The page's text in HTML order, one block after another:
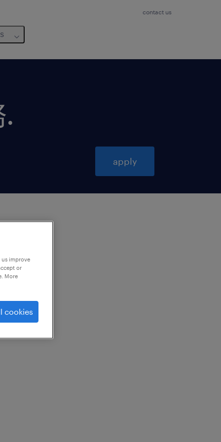
contact us
.
apply
improve
or
More
cookies